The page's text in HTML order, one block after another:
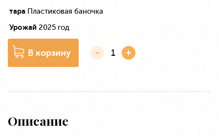
тара Пластиковая баночка
Урожай 2025 год
В корзину
Описание